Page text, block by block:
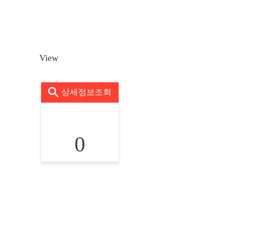
View
상세정보조회
0